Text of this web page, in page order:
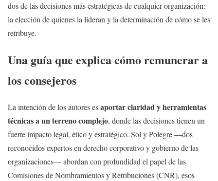
dos de las decisiones más estratégicas de cualquier organización:
la elección de quienes la lideran y la determinación de cómo se les
retribuye.
Una guía que explica cómo remunerar a
los consejeros
La intención de los autores esaportar claridad y herramientas
técnicas a un terreno complejo, donde las decisiones tienen un
fuerte impacto legal, ético y estratégico. Sol y Polegre —dos
reconocidos expertos en derecho corporativo y gobierno de las
organizaciones— abordan con profundidad el papel de las
Comisiones de Nombramientos y Retribuciones (CNR), esos